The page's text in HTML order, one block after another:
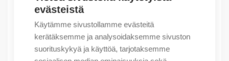
evästeistä
Käytämme sivustollamme evästeitä
kerätäksemme ja analysoidaksemme sivuston
suorituskykyä ja käyttöä, tarjotaksemme
(X) Mini photosensor IP65
9,37€/ myyntierä
Myyntierä sis. 5 kpl